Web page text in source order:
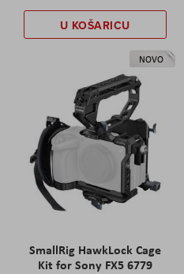
U KOŠARICU
NOVO
SmallRig HawkLock Cage
Kit for Sony FX5 6779